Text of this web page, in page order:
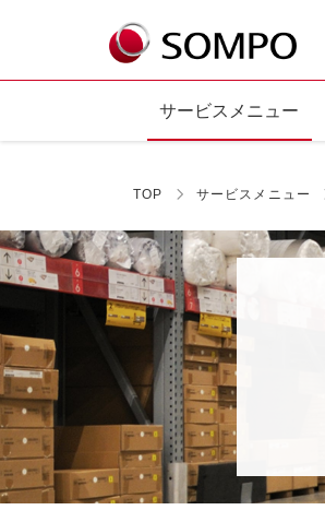
サービスメニュー
TOP サービスメニュー